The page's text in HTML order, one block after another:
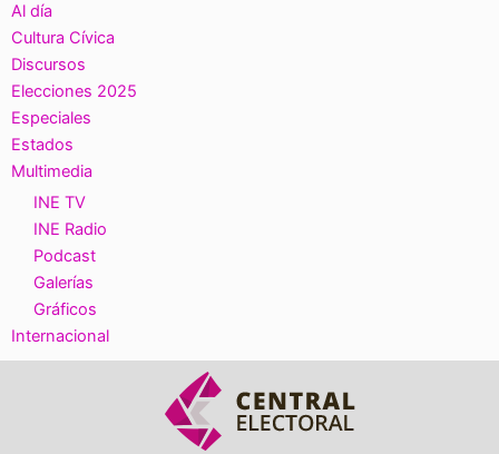
Al día
Cultura Cívica
Discursos
Elecciones 2025
Especiales
Estados
Multimedia
INE TV
INE Radio
Podcast
Galerías
Gráficos
Internacional